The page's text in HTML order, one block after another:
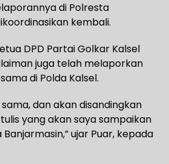
di Polresta
kembali.
DPD Partai Golkar Kalsel
juga telah melaporkan
di Polda Kalsel.
dan akan disandingkan
yang akan saya sampaikan
ujar Puar, kepada